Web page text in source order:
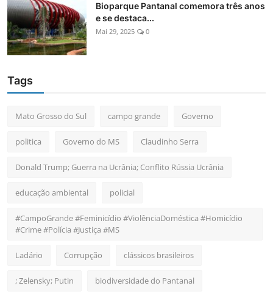
Bioparque Pantanal comemora três anos
e se destaca...
Mai 29, 2025 0
Tags
Mato Grosso do Sul campo grande Governo
politica Governo do MS Claudinho Serra
Donald Trump; Guerra na Ucrânia; Conflito Rússia Ucrânia
educação ambiental policial
#CampoGrande #Feminicídio #ViolênciaDoméstica #Homicídio
#Crime #Polícia #Justiça #MS
Ladário Corrupção clássicos brasileiros
; Zelensky; Putin biodiversidade do Pantanal